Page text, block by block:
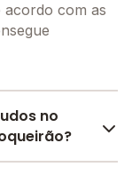
acordo com as
no